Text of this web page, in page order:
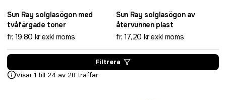
Sun Ray solglasögon med
tvåfärgade toner
fr. 19,80 kr exkl moms
Sun Ray solglasögon av
återvunnen plast
fr. 17,20 kr exkl moms
Filtrera
Visar 1 till 24 av 28 träffar